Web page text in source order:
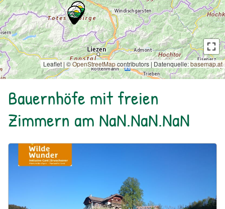
Leaflet | ©OpenStreetMapcontributors | Datenquelle:basemap.at
Bauernhöfe mit freien
Zimmern am NaN.NaN.NaN
Urlaub am Bauernhof: Bio Bauernhof Kurzeck